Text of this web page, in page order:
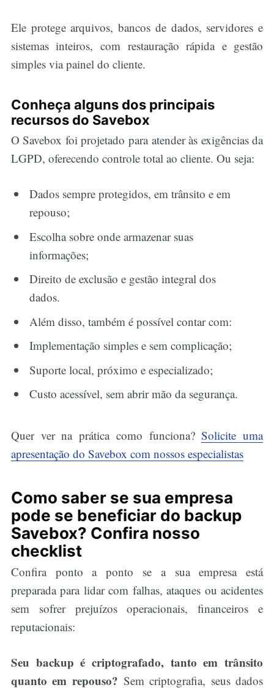
Ele protege arquivos, bancos de dados, servidores e
sistemas inteiros, com restauração rápida e gestão
simples via painel do cliente.
Conheça alguns dos principais
recursos do Savebox
O Savebox foi projetado para atender às exigências da
LGPD, oferecendo controle total ao cliente. Ou seja:
Dados sempre protegidos, em trânsito e em
repouso;
Escolha sobre onde armazenar suas
informações;
Direito de exclusão e gestão integral dos
dados.
Além disso, também é possível contar com:
Implementação simples e sem complicação;
Suporte local, próximo e especializado;
Custo acessível, sem abrir mão da segurança.
Quer ver na prática como funciona?Solicite uma
apresentação do Savebox com nossos especialistas
Como saber se sua empresa
pode se beneficiar do backup
Savebox? Confira nosso
checklist
Confira ponto a ponto se a sua empresa está
preparada para lidar com falhas, ataques ou acidentes
sem sofrer prejuízos operacionais, financeiros e
reputacionais:
Seu backup é criptografado, tanto em trânsito
quanto em repouso? Sem criptografia, seus dados